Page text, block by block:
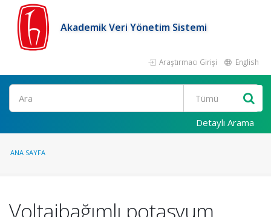
Akademik Veri Yönetim Sistemi
Araştırmacı Girişi English
Ara
Detaylı Arama
ANA SAYFA
Voltajbağımlı potasyum